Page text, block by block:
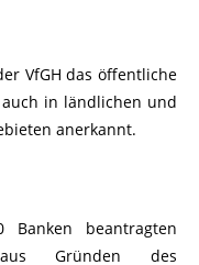
VfGH das öffentliche
in ländlichen und
anerkannt.
beantragten
Gründen des